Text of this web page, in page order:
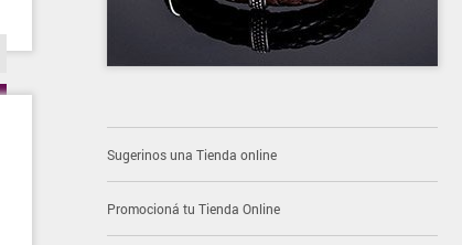
Sugerinos una Tienda online
Promocioná tu Tienda Online